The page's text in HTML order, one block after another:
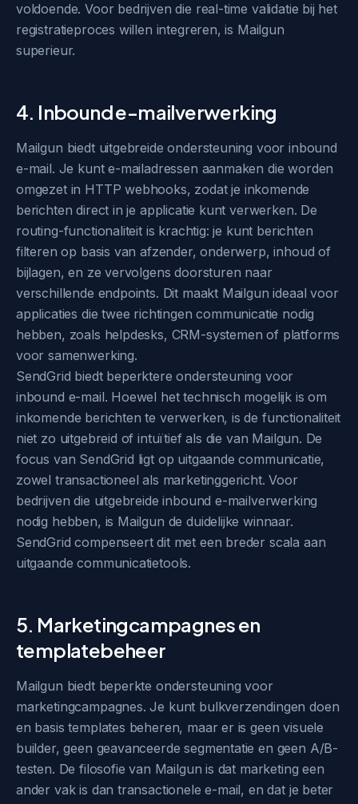
voldoende. Voor bedrijven die real-time validatie bij het
registratieproces willen integreren, is Mailgun
superieur.
4. Inbound e-mailverwerking
Mailgun biedt uitgebreide ondersteuning voor inbound
e-mail. Je kunt e-mailadressen aanmaken die worden
omgezet in HTTP webhooks, zodat je inkomende
berichten direct in je applicatie kunt verwerken. De
routing-functionaliteit is krachtig: je kunt berichten
filteren op basis van afzender, onderwerp, inhoud of
bijlagen, en ze vervolgens doorsturen naar
verschillende endpoints. Dit maakt Mailgun ideaal voor
applicaties die twee richtingen communicatie nodig
hebben, zoals helpdesks, CRM-systemen of platforms
voor samenwerking.
SendGrid biedt beperktere ondersteuning voor
inbound e-mail. Hoewel het technisch mogelijk is om
inkomende berichten te verwerken, is de functionaliteit
niet zo uitgebreid of intuïtief als die van Mailgun. De
focus van SendGrid ligt op uitgaande communicatie,
zowel transactioneel als marketinggericht. Voor
bedrijven die uitgebreide inbound e-mailverwerking
nodig hebben, is Mailgun de duidelijke winnaar.
SendGrid compenseert dit met een breder scala aan
uitgaande communicatietools.
5. Marketingcampagnes en
templatebeheer
Mailgun biedt beperkte ondersteuning voor
marketingcampagnes. Je kunt bulkverzendingen doen
en basis templates beheren, maar er is geen visuele
builder, geen geavanceerde segmentatie en geen A/B-
testen. De filosofie van Mailgun is dat marketing een
ander vak is dan transactionele e-mail, en dat je beter